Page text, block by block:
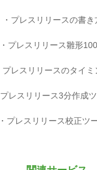
プレスリリースの書き
プレスリリース雛形
プレスリリースのタイミ
プレスリリース3分作成
プレスリリース校正ツ